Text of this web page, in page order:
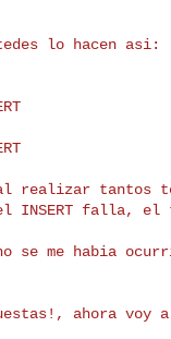
lo hacen asi:
realizar tantos
INSERT falla,
se me habia
ahora voy